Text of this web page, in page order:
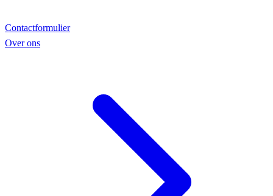
Contactformulier
Over ons